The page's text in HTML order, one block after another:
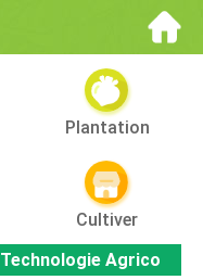
Plantation
Cultiver
Technologie Agricole